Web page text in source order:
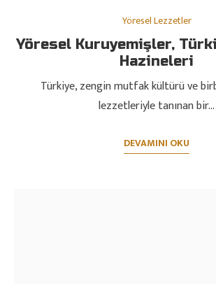
Yöresel Lezzetler
Yöresel Kuruyemişler,
Hazineleri
Türkiye, zengin mutfak kültürü ve
lezzetleriyle tanınan bir…
DEVAMINI OKU